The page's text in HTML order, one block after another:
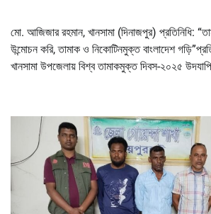
মো. আজিজার রহমান, খানসামা (দিনাজপুর) প্রতিনিধি:
উন্মোচন করি, তামাক ও নিকোটিনমুক্ত বাংলাদেশ
খানসামা উপজেলায় বিশ্ব তামাকমুক্ত দিবস-২০২৫